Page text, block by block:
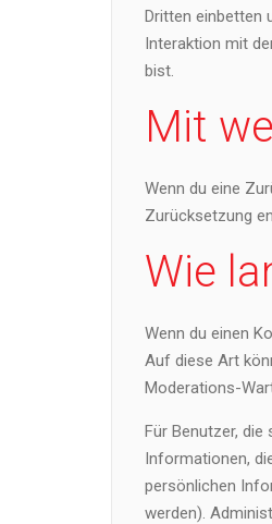
Dritten einbetten
Interaktion mit
bist.
Mit
Wenn du eine
Zurücksetzung
Wie
Wenn du einen
Auf diese Art
Moderations-
Für Benutzer,
Informationen,
persönlichen
werden).